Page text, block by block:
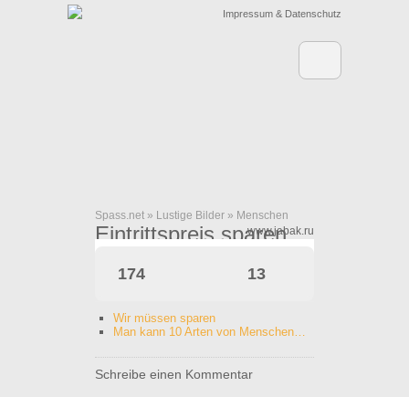
Impressum & Datenschutz
Spass.net » Lustige Bilder » Menschen
Eintrittspreis sparen
www.jabak.ru
174 13
Wir müssen sparen
Man kann 10 Arten von Menschen…
Schreibe einen Kommentar